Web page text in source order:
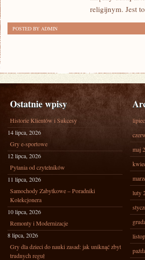
religijnym. Jest
POSTED BY ADMIN
Ostatnie wpisy
Historie Klientów i Sukcesy
14 lipca, 2026
Gry e-sportowe
12 lipca, 2026
Pytania od czytelników
11 lipca, 2026
Samochody Zabytkowe – Poradniki
Kolekcjonera
10 lipca, 2026
Remonty i Modernizacje
8 lipca, 2026
Gry dla dzieci do nauki zasad: jak uniknąć zbyt
trudnych reguł
maj
luty